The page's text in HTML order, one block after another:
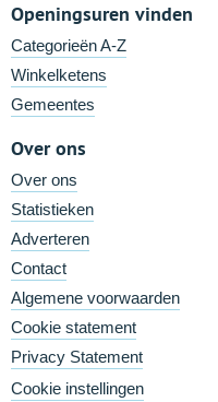
Openingsuren vinden
Categorieën A-Z
Winkelketens
Gemeentes
Over ons
Over ons
Statistieken
Adverteren
Contact
Algemene voorwaarden
Cookie statement
Privacy Statement
Cookie instellingen